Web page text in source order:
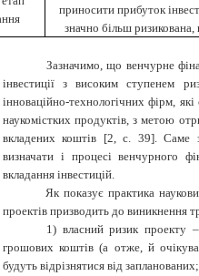
приносити прибуток
значно більш
Зазначимо, що венчурне
інвестиції з високим ступенем
інноваційно-технологічних фірм,
наукомістких продуктів, з метою
вкладених коштів [2, с. 39]. Саме
визначати і процесі венчурного
вкладання інвестицій.
Як показує практика
проектів призводить до виникнення
1) власний ризик проекту
грошових коштів (а отже, й
будуть відрізнятися від запланованих;